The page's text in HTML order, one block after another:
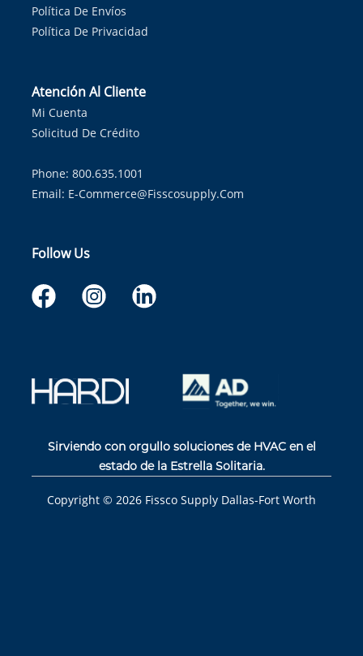
Política De Envíos
Política De Privacidad
Atención Al Cliente
Mi Cuenta
Solicitud De Crédito
Phone: 800.635.1001
Email: E-Commerce@fisscosupply.com
Follow Us
Sirviendo con orgullo soluciones de HVAC en el
estado de la Estrella Solitaria.
Copyright © 2026 Fissco Supply Dallas-Fort Worth